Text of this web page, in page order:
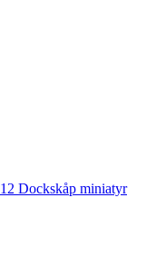
Dockskåp miniatyr